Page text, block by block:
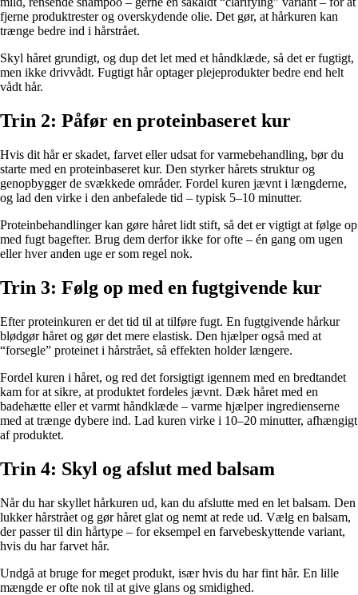
fjerne produktrester og overskydende olie. Det gør, at hårkuren kan
trænge bedre ind i hårstrået.
Skyl håret grundigt, og dup det let med et håndklæde, så det er fugtigt,
men ikke drivvådt. Fugtigt hår optager plejeprodukter bedre end helt
vådt hår.
Trin 2: Påfør en proteinbaseret kur
Hvis dit hår er skadet, farvet eller udsat for varmebehandling, bør du
starte med en proteinbaseret kur. Den styrker hårets struktur og
genopbygger de svækkede områder. Fordel kuren jævnt i længderne,
og lad den virke i den anbefalede tid – typisk 5–10 minutter.
Proteinbehandlinger kan gøre håret lidt stift, så det er vigtigt at følge op
med fugt bagefter. Brug dem derfor ikke for ofte – én gang om ugen
eller hver anden uge er som regel nok.
Trin 3: Følg op med en fugtgivende kur
Efter proteinkuren er det tid til at tilføre fugt. En fugtgivende hårkur
blødgør håret og gør det mere elastisk. Den hjælper også med at
“forsegle” proteinet i hårstrået, så effekten holder længere.
Fordel kuren i håret, og red det forsigtigt igennem med en bredtandet
kam for at sikre, at produktet fordeles jævnt. Dæk håret med en
badehætte eller et varmt håndklæde – varme hjælper ingredienserne
med at trænge dybere ind. Lad kuren virke i 10–20 minutter, afhængigt
af produktet.
Trin 4: Skyl og afslut med balsam
Når du har skyllet hårkuren ud, kan du afslutte med en let balsam. Den
lukker hårstrået og gør håret glat og nemt at rede ud. Vælg en balsam,
der passer til din hårtype – for eksempel en farvebeskyttende variant,
hvis du har farvet hår.
Undgå at bruge for meget produkt, især hvis du har fint hår. En lille
mængde er ofte nok til at give glans og smidighed.